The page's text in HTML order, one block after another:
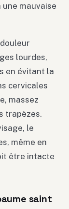
mauvaise
lourdes,
en évitant la
cervicales
massez
trapèzes.
le
même en
être intacte
saint